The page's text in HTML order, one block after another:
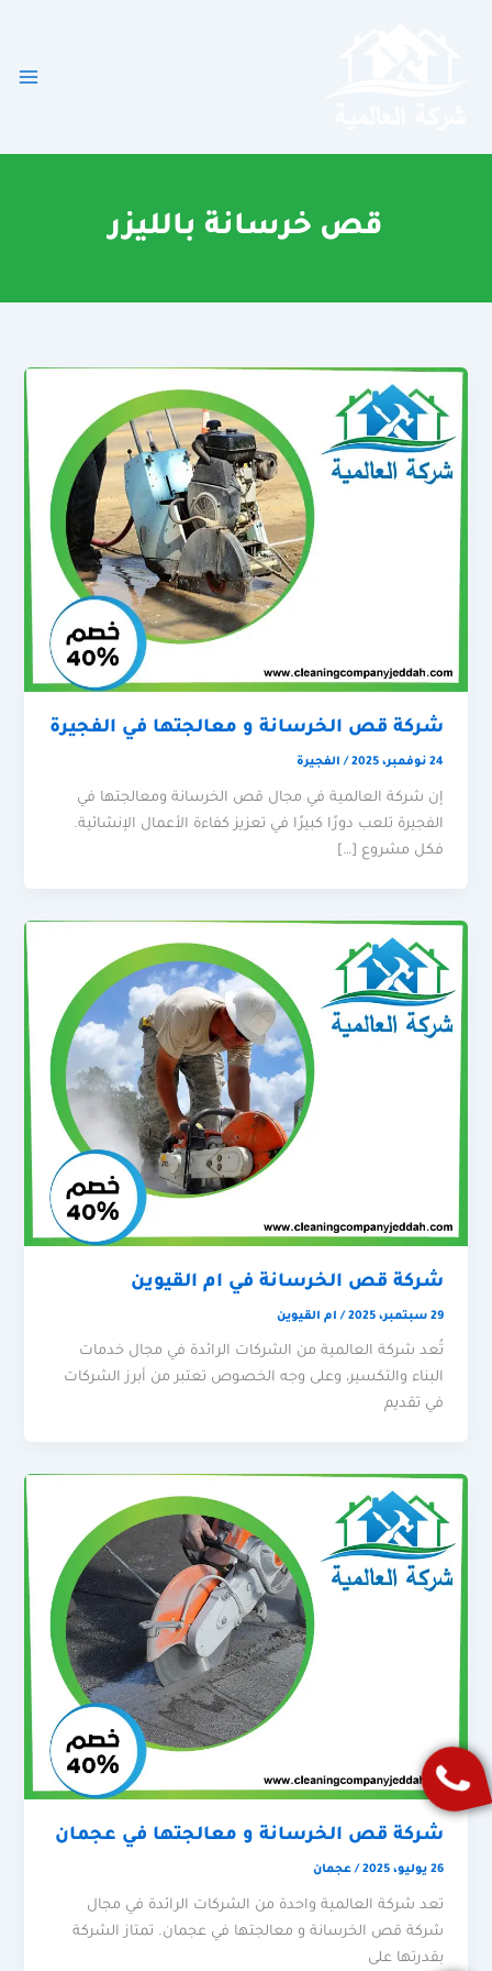
قص خرسانة بالليزر
شركة قص الخرسانة و معالجتها في الفجيرة
24 نوفمبر، 2025 / الفجيرة
إن شركة العالمية في مجال قص الخرسانة ومعالجتها في
الفجيرة تلعب دورًا كبيرًا في تعزيز كفاءة الأعمال الإنشائية.
فكل مشروع […]
شركة قص الخرسانة في ام القيوين
29 سبتمبر، 2025 / ام القيوين
تُعد شركة العالمية من الشركات الرائدة في مجال خدمات
البناء والتكسير، وعلى وجه الخصوص تعتبر من أبرز الشركات
في تقديم
شركة قص الخرسانة و معالجتها في عجمان
26 يوليو، 2025 /عجمان
تعد شركة العالمية واحدة من الشركات الرائدة في مجال
شركة قص الخرسانة و معالجتها في عجمان. تمتاز الشركة
بقدرتها على